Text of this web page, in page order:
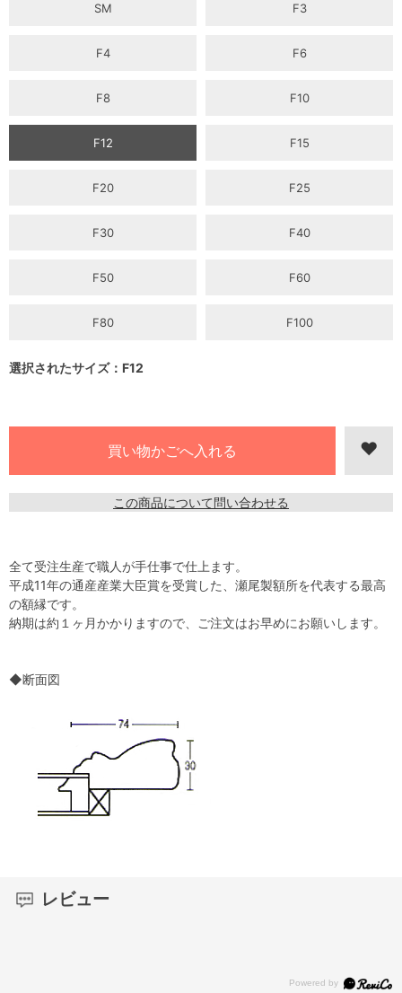
SM F3
F4 F6
F8 F10
F12 F15
F20 F25
F30 F40
F50 F60
F80 F100
選択されたサイズ：F12
この商品について問い合わせる
全て受注生産で職人が手仕事で仕上ます。
平成11年の通産産業大臣賞を受賞した、瀬尾製額所を代表する最高
の額縁です。
納期は約１ヶ月かかりますので、ご注文はお早めにお願いします。
◆断面図
レビュー